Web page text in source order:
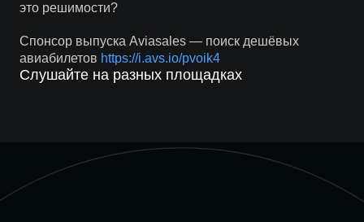
это решимости?
Спонсор выпуска Aviasales — поиск дешёвых
авиабилетов https://i.avs.io/pvoik4
Слушайте на разных площадках